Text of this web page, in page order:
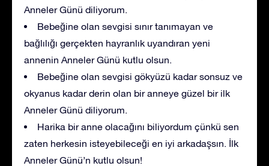
Anneler Günü diliyorum.
Bebeğine olan sevgisi sınır tanımayan ve
bağlılığı gerçekten hayranlık uyandıran yeni
annenin Anneler Günü kutlu olsun.
Bebeğine olan sevgisi gökyüzü kadar sonsuz ve
okyanus kadar derin olan bir anneye güzel bir ilk
Anneler Günü diliyorum.
Harika bir anne olacağını biliyordum çünkü sen
zaten herkesin isteyebileceği en iyi arkadaşsın. İlk
Anneler Günü’n kutlu olsun!